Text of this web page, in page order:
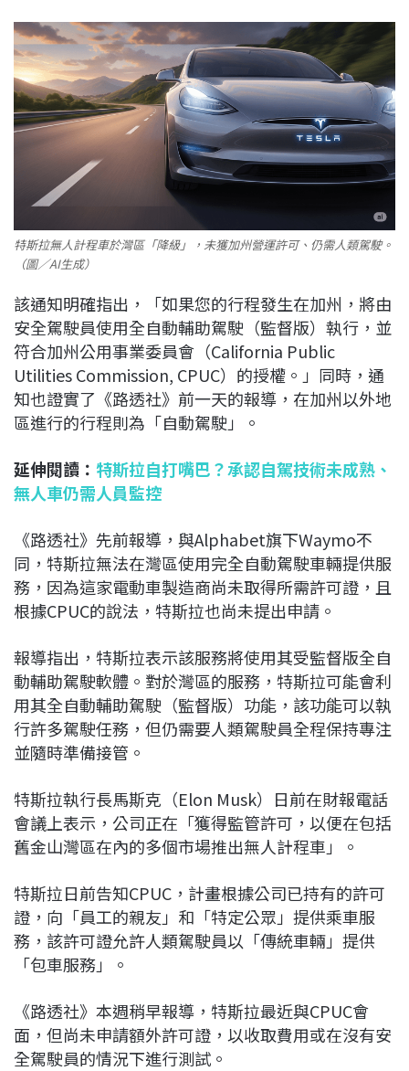
特斯拉無人計程車於灣區「降級」，未獲加州營運許可、仍需人類駕駛。
（圖／AI生成）
該通知明確指出，「如果您的行程發生在加州，將由
安全駕駛員使用全自動輔助駕駛（監督版）執行，並
符合加州公用事業委員會（California Public
Utilities Commission, CPUC）的授權。」同時，通
知也證實了《路透社》前一天的報導，在加州以外地
區進行的行程則為「自動駕駛」。
延伸閱讀： 特斯拉自打嘴巴？承認自駕技術未成熟、
無人車仍需人員監控
《路透社》先前報導，與Alphabet旗下Waymo不
同，特斯拉無法在灣區使用完全自動駕駛車輛提供服
務，因為這家電動車製造商尚未取得所需許可證，且
根據CPUC的說法，特斯拉也尚未提出申請。
報導指出，特斯拉表示該服務將使用其受監督版全自
動輔助駕駛軟體。對於灣區的服務，特斯拉可能會利
用其全自動輔助駕駛（監督版）功能，該功能可以執
行許多駕駛任務，但仍需要人類駕駛員全程保持專注
並隨時準備接管。
特斯拉執行長馬斯克（Elon Musk）日前在財報電話
會議上表示，公司正在「獲得監管許可，以便在包括
舊金山灣區在內的多個市場推出無人計程車」。
特斯拉日前告知CPUC，計畫根據公司已持有的許可
證，向「員工的親友」和「特定公眾」提供乘車服
務，該許可證允許人類駕駛員以「傳統車輛」提供
「包車服務」。
《路透社》本週稍早報導，特斯拉最近與CPUC會
面，但尚未申請額外許可證，以收取費用或在沒有安
全駕駛員的情況下進行測試。